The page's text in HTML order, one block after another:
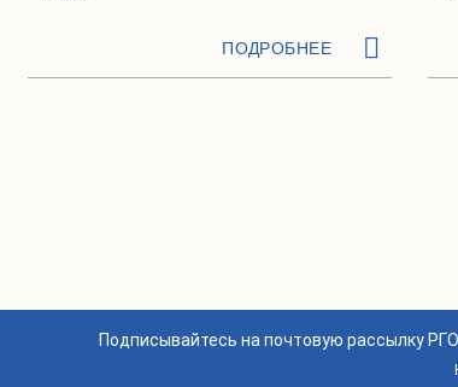
ПОДРОБНЕЕ
Подписывайтесь на почтовую рассылку